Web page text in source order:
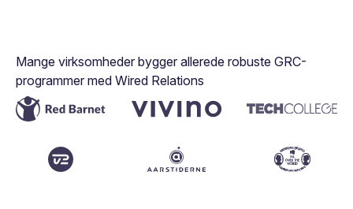
Mange virksomheder bygger allerede robuste GRC-
programmer med Wired Relations